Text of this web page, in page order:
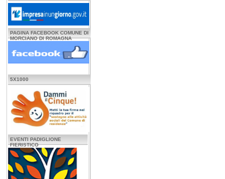
PAGINA FACEBOOK COMUNE DI
MORCIANO DI ROMAGNA
5X1000
EVENTI PADIGLIONE
FIERISTICO